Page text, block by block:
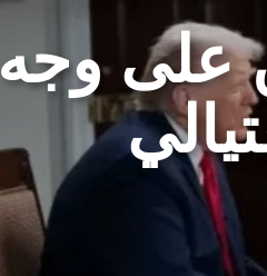
على وجه